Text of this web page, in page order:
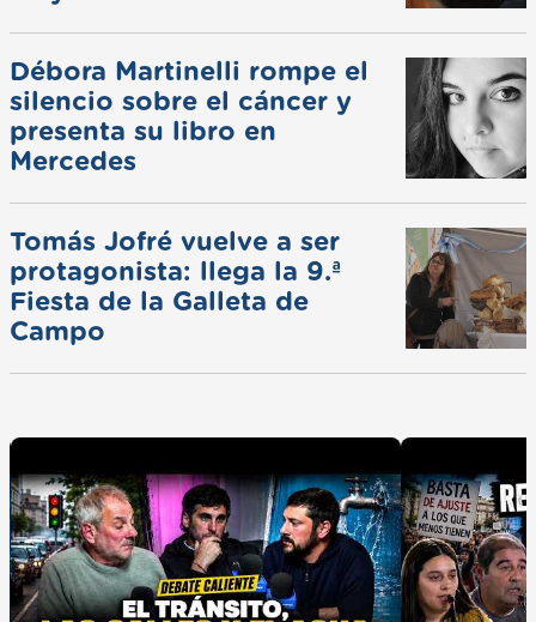
Débora Martinelli rompe el
silencio sobre el cáncer y
presenta su libro en
Mercedes
Tomás Jofré vuelve a ser
protagonista: llega la 9.ª
Fiesta de la Galleta de
Campo